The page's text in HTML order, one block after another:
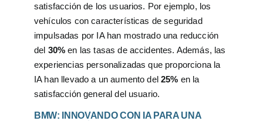
satisfacción de los usuarios. Por ejemplo, los
vehículos con características de seguridad
impulsadas por IA han mostrado una reducción
del 30% en las tasas de accidentes. Además, las
experiencias personalizadas que proporciona la
IA han llevado a un aumento del25% en la
satisfacción general del usuario.
BMW: INNOVANDO CON IA PARA UNA